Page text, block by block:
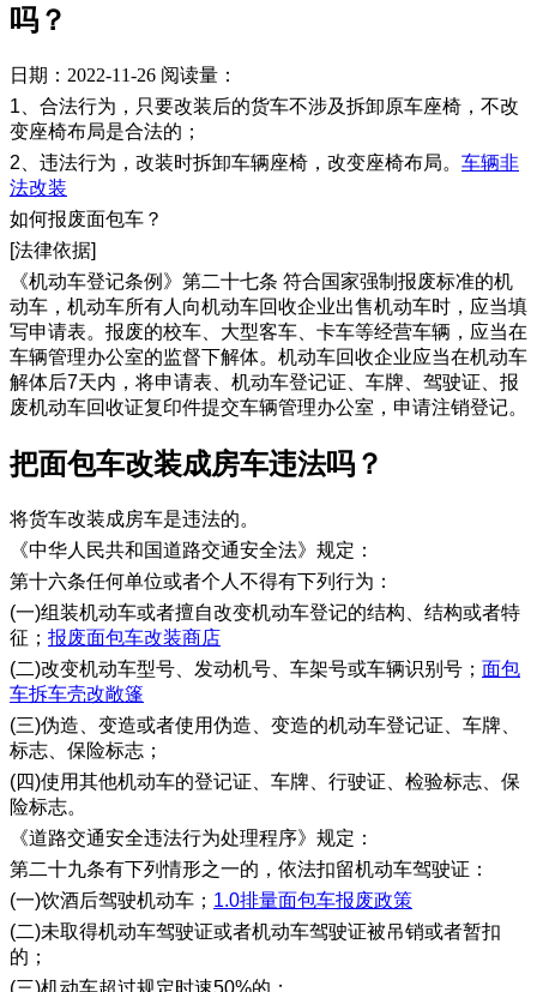
吗？
日期：2022-11-26 阅读量：
1、合法行为，只要改装后的货车不涉及拆卸原车座椅，不改
变座椅布局是合法的；
2、违法行为，改装时拆卸车辆座椅，改变座椅布局。 车辆非
法改装
如何报废面包车？
[法律依据]
《机动车登记条例》第二十七条 符合国家强制报废标准的机
动车，机动车所有人向机动车回收企业出售机动车时，应当填
写申请表。报废的校车、大型客车、卡车等经营车辆，应当在
车辆管理办公室的监督下解体。机动车回收企业应当在机动车
解体后7天内，将申请表、机动车登记证、车牌、驾驶证、报
废机动车回收证复印件提交车辆管理办公室，申请注销登记。
把面包车改装成房车违法吗？
将货车改装成房车是违法的。
《中华人民共和国道路交通安全法》规定：
第十六条任何单位或者个人不得有下列行为：
(一)组装机动车或者擅自改变机动车登记的结构、结构或者特
征； 报废面包车改装商店
(二)改变机动车型号、发动机号、车架号或车辆识别号； 面包
车拆车壳改敞篷
(三)伪造、变造或者使用伪造、变造的机动车登记证、车牌、
标志、保险标志；
(四)使用其他机动车的登记证、车牌、行驶证、检验标志、保
险标志。
《道路交通安全违法行为处理程序》规定：
第二十九条有下列情形之一的，依法扣留机动车驾驶证：
(一)饮酒后驾驶机动车； 1.0排量面包车报废政策
(二)未取得机动车驾驶证或者机动车驾驶证被吊销或者暂扣
的；
(三)机动车超过规定时速50%的；